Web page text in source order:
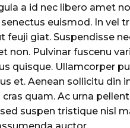
a id nec libero amet
euismod. In vel
feuji giat. Suspendisse
non. Pulvinar fuscenu
quisque. Ullamcorper
et. Aenean sollicitu din
quam. Ac urna
suspen tristique nisl